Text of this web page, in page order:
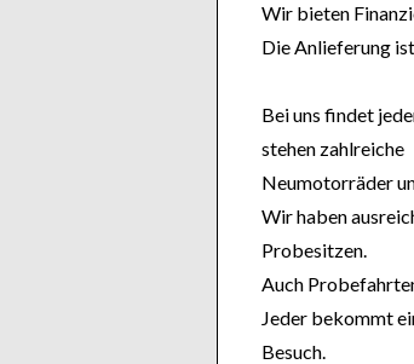
Wir bieten
Die Anlieferung
Bei uns findet
stehen zahlreiche
Neumotorräder
Wir haben
Probesitzen.
Auch
Jeder bekommt
Besuch.